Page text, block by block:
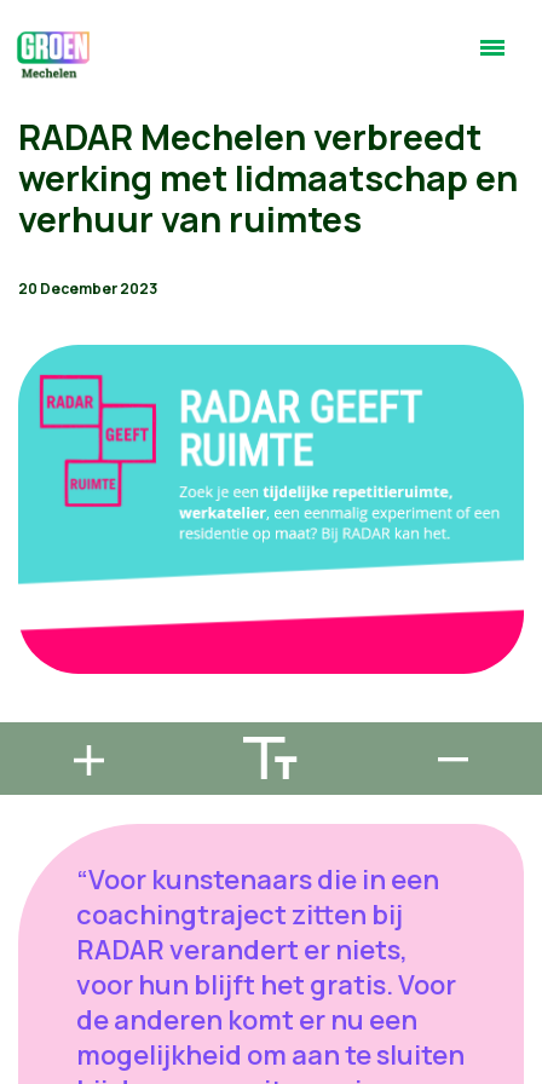
RADAR Mechelen verbreedt
werking met lidmaatschap en
verhuur van ruimtes
20 December 2023
“Voor kunstenaars die in een
coachingtraject zitten bij
RADAR verandert er niets,
voor hun blijft het gratis. Voor
de anderen komt er nu een
mogelijkheid om aan te sluiten